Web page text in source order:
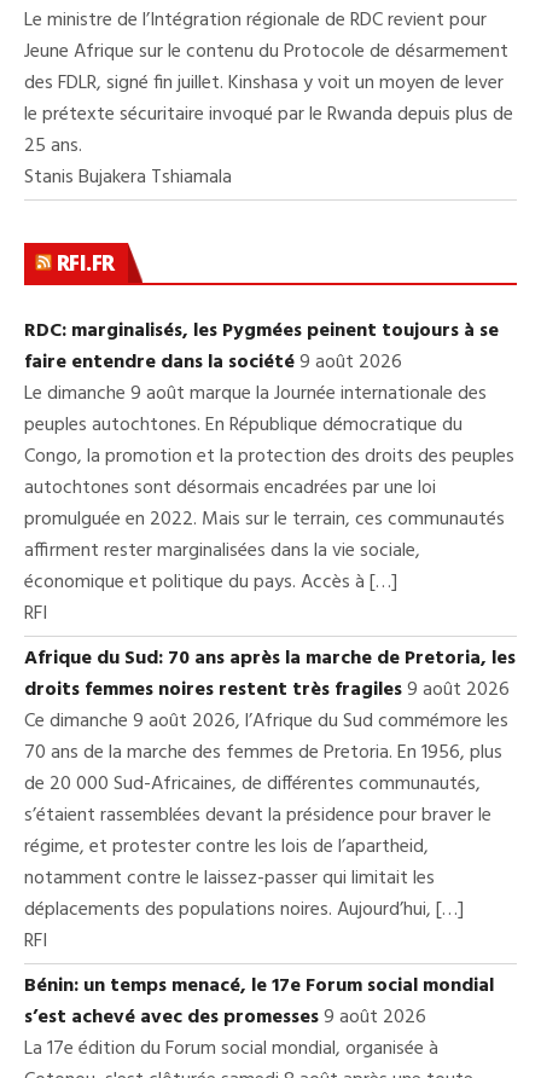
Le ministre de l’Intégration régionale de RDC revient pour
Jeune Afrique sur le contenu du Protocole de désarmement
des FDLR, signé fin juillet. Kinshasa y voit un moyen de lever
le prétexte sécuritaire invoqué par le Rwanda depuis plus de
25 ans.
Stanis Bujakera Tshiamala
RFI.FR
RDC: marginalisés, les Pygmées peinent toujours à se
faire entendre dans la société9 août 2026
Le dimanche 9 août marque la Journée internationale des
peuples autochtones. En République démocratique du
Congo, la promotion et la protection des droits des peuples
autochtones sont désormais encadrées par une loi
promulguée en 2022. Mais sur le terrain, ces communautés
affirment rester marginalisées dans la vie sociale,
économique et politique du pays. Accès à […]
RFI
Afrique du Sud: 70 ans après la marche de Pretoria, les
droits femmes noires restent très fragiles9 août 2026
Ce dimanche 9 août 2026, l’Afrique du Sud commémore les
70 ans de la marche des femmes de Pretoria. En 1956, plus
de 20 000 Sud-Africaines, de différentes communautés,
s’étaient rassemblées devant la présidence pour braver le
régime, et protester contre les lois de l’apartheid,
notamment contre le laissez-passer qui limitait les
déplacements des populations noires. Aujourd’hui, […]
RFI
Bénin: un temps menacé, le 17e Forum social mondial
s’est achevé avec des promesses9 août 2026
La 17e édition du Forum social mondial, organisée à